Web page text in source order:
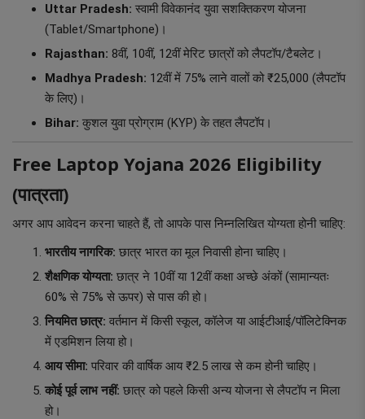
Uttar Pradesh: स्वामी विवेकानंद युवा सशक्तिकरण योजना
(Tablet/Smartphone)।
Rajasthan: 8वीं, 10वीं, 12वीं मेरिट छात्रों को लैपटॉप/टैबलेट।
Madhya Pradesh: 12वीं में 75% लाने वालों को ₹25,000 (लैपटॉप
के लिए)।
Bihar: कुशल युवा प्रोग्राम (KYP) के तहत लैपटॉप।
Free Laptop Yojana 2026 Eligibility
(पात्रता)
अगर आप आवेदन करना चाहते हैं, तो आपके पास निम्नलिखित योग्यता होनी चाहिए:
भारतीय नागरिक: छात्र भारत का मूल निवासी होना चाहिए।
शैक्षणिक योग्यता: छात्र ने 10वीं या 12वीं कक्षा अच्छे अंकों (सामान्यतः
60% से 75% से ऊपर) से पास की हो।
नियमित छात्र: वर्तमान में किसी स्कूल, कॉलेज या आईटीआई/पॉलिटेक्निक
में एडमिशन लिया हो।
आय सीमा: परिवार की वार्षिक आय ₹2.5 लाख से कम होनी चाहिए।
कोई पूर्व लाभ नहीं: छात्र को पहले किसी अन्य योजना से लैपटॉप न मिला
हो।